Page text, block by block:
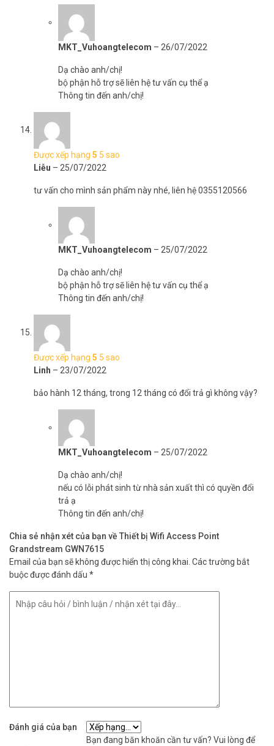
MKT_Vuhoangtelecom – 26/07/2022
Dạ chào anh/chị!
bộ phận hỗ trợ sẽ liên hệ tư vấn cụ thể ạ
Thông tin đến anh/chị!
Được xếp hạng 5 5 sao
Liễu – 25/07/2022
tư vấn cho mình sản phẩm này nhé, liên hệ 0355120566
MKT_Vuhoangtelecom – 25/07/2022
Dạ chào anh/chị!
bộ phận hỗ trợ sẽ liên hệ tư vấn cụ thể ạ
Thông tin đến anh/chị!
Được xếp hạng 5 5 sao
Linh – 23/07/2022
bảo hành 12 tháng, trong 12 tháng có đổi trả gì không vậy?
MKT_Vuhoangtelecom – 25/07/2022
Dạ chào anh/chị!
nếu có lỗi phát sinh từ nhà sản xuất thì có quyền đổi
trả ạ
Thông tin đến anh/chị!
Chia sẻ nhận xét của bạn về Thiết bị Wifi Access Point
Grandstream GWN7615
Email của bạn sẽ không được hiển thị công khai. Các trường bắt
buộc được đánh dấu *
Đánh giá của bạn
Bạn đang băn khoăn cần tư vấn? Vui lòng để